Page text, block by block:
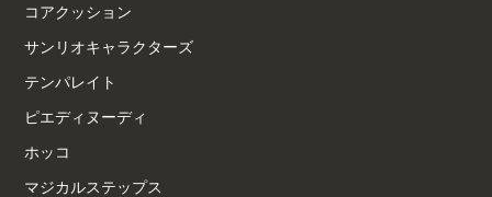
コアクッション
サンリオキャラクターズ
テンパレイト
ピエディヌーディ
ホッコ
マジカルステップス